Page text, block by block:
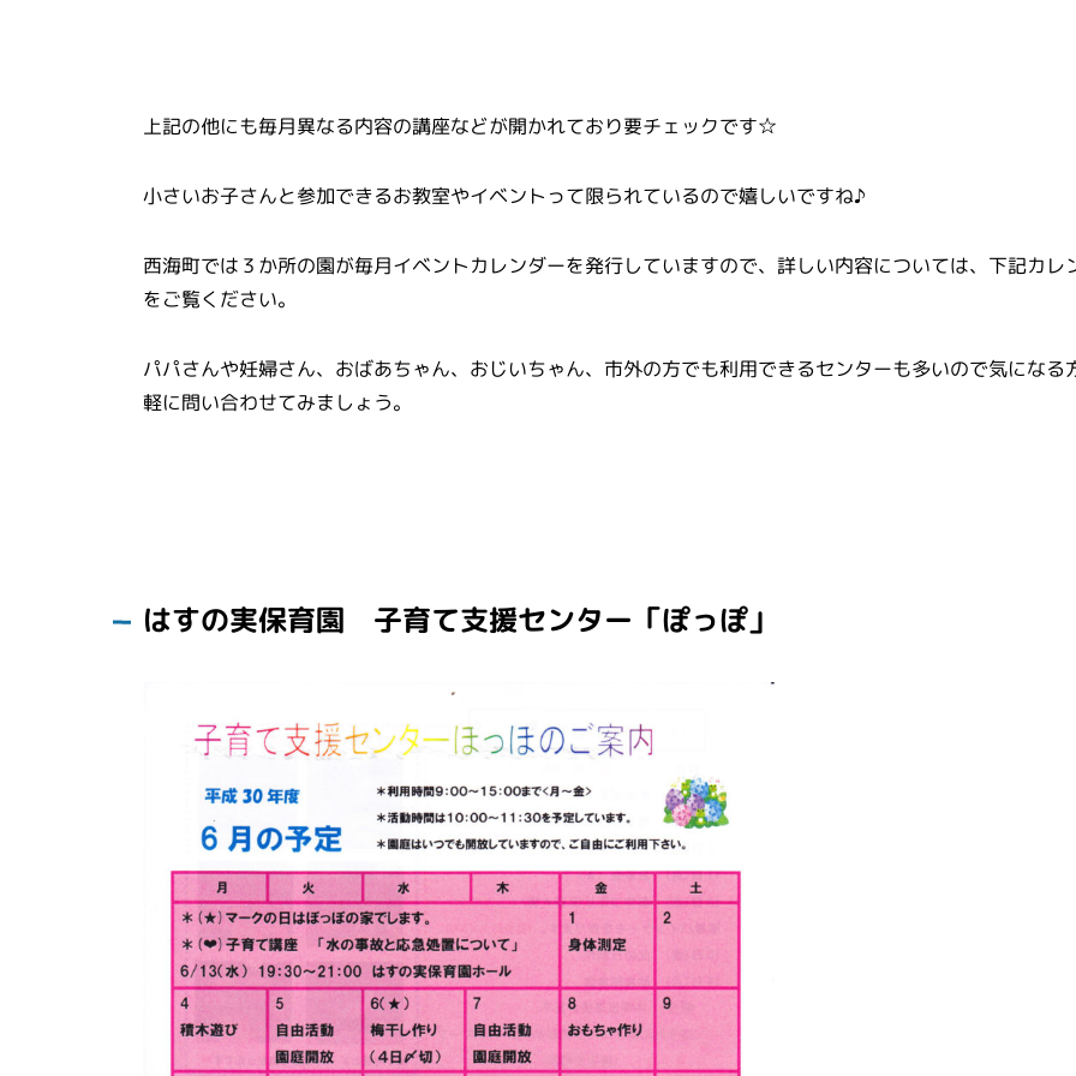
上記の他にも毎月異なる内容の講座などが開かれており要チェックです☆
小さいお子さんと参加できるお教室やイベントって限られているので嬉しいですね♪
西海町では３か所の園が毎月イベントカレンダーを発行していますので、詳しい内容については、下記カレ
をご覧ください。
パパさんや妊婦さん、おばあちゃん、おじいちゃん、市外の方でも利用できるセンターも多いので気になる
軽に問い合わせてみましょう。
はすの実保育園 子育て支援センター「ぽっぽ」